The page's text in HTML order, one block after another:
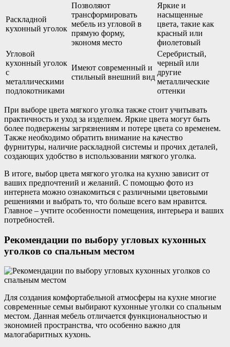
Раскладной
кухонный уголок
Позволяют
трансформировать
мебель из угловой в
прямую форму,
экономя место
Яркие и
насыщенные
цвета, такие как
красный или
фиолетовый
Угловой
кухонный уголок
с
металлическими
подлокотниками
Имеют современный и
стильный внешний вид
Серебристый,
черный или
другие
металлические
оттенки
При выборе цвета мягкого уголка также стоит учитывать
практичность и уход за изделием. Яркие цвета могут быть
более подвержены загрязнениям и потере цвета со временем.
Также необходимо обратить внимание на качество
фурнитуры, наличие раскладной системы и прочих деталей,
создающих удобство в использовании мягкого уголка.
В итоге, выбор цвета мягкого уголка на кухню зависит от
ваших предпочтений и желаний. С помощью фото из
интернета можно ознакомиться с различными цветовыми
решениями и выбрать то, что больше всего вам нравится.
Главное – учтите особенности помещения, интерьера и ваших
потребностей.
Рекомендации по выбору угловых кухонных
уголков со спальным местом
Для создания комфортабельной атмосферы на кухне многие
современные семьи выбирают кухонные уголки со спальным
местом. Данная мебель отличается функциональностью и
экономией пространства, что особенно важно для
малогабаритных кухонь.